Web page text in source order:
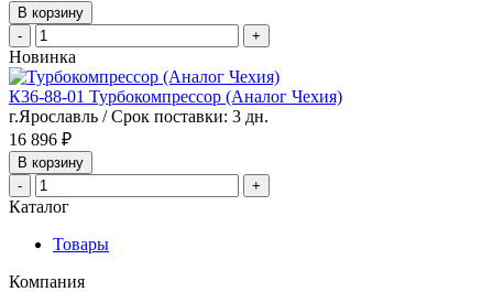
В корзину
-
+
Новинка
К36-88-01 Турбокомпрессор (Аналог Чехия)
г.Ярославль / Срок поставки: 3 дн.
16 896 ₽
В корзину
-
+
Каталог
Товары
Компания